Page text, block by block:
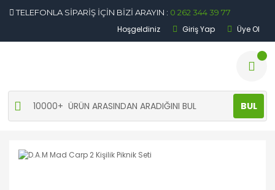
TELEFONLA SİPARİŞ İÇİN BİZİ ARAYIN : 0 262 344 39 77
Hoşgeldiniz Giriş Yap Üye Ol
BUL